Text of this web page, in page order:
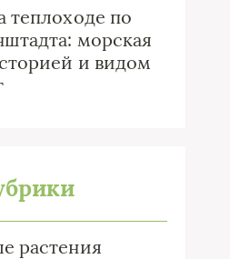
теплоходе по
морская
и видом
растения